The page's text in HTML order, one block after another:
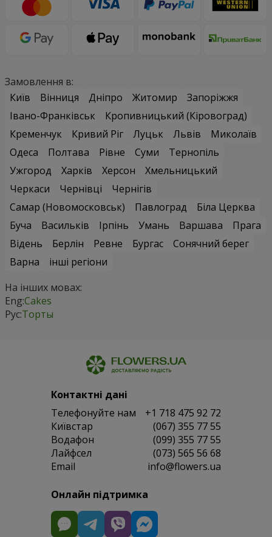
Замовлення в:
Київ
Вінниця Дніпро Житомир
Запоріжжя
Івано-Франківськ
Кропивницький (Кіровоград)
Кременчук
Кривий Ріг Луцьк Львів
Миколаїв
Одеса
Полтава Рівне Суми
Тернопіль
Ужгород
Харків Херсон
Хмельницький
Черкаси
Чернівці
Чернігів
Самар (Новомосковськ)
Павлоград
Біла Церква
Буча
Васильків Ірпінь Умань Варшава
Прага
Відень
Берлін Ревне Бургас
Сонячний берег
Варна
інші регіони
На інших мовах:
Eng:Cakes
Рус:Торты
Контактні дані
Телефонуйте нам
+1 718 475 92 72
Київстар
(067) 355 77 55
Водафон
(099) 355 77 55
Лайфсел
(073) 565 56 68
Email
info@flowers.ua
Онлайн підтримка